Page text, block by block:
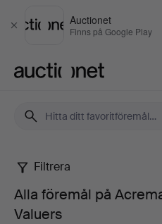
Stäng
Auctionet
Finns på Google Play
Alla
föremål
Filtrera
Alla föremål på
Valuers